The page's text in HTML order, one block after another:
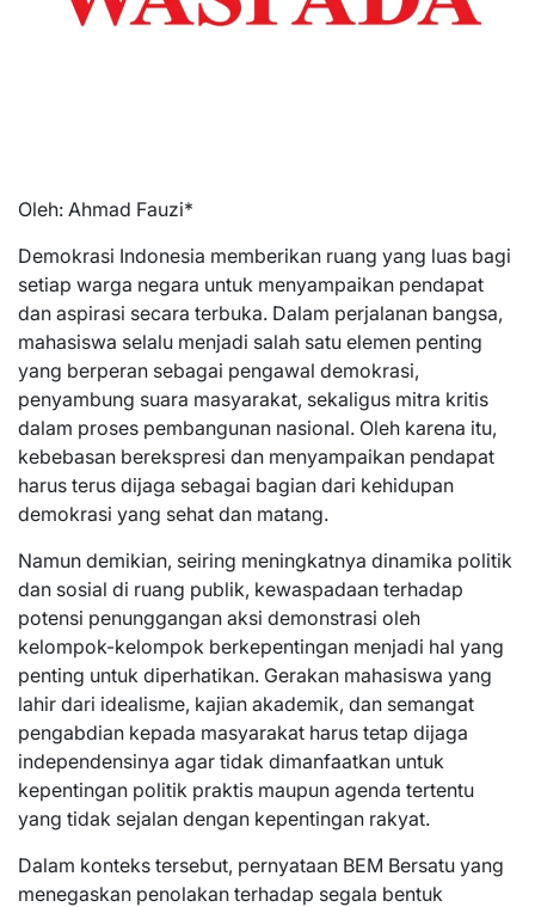
Oleh: Ahmad Fauzi*
Demokrasi Indonesia memberikan ruang yang luas bagi
setiap warga negara untuk menyampaikan pendapat
dan aspirasi secara terbuka. Dalam perjalanan bangsa,
mahasiswa selalu menjadi salah satu elemen penting
yang berperan sebagai pengawal demokrasi,
penyambung suara masyarakat, sekaligus mitra kritis
dalam proses pembangunan nasional. Oleh karena itu,
kebebasan berekspresi dan menyampaikan pendapat
harus terus dijaga sebagai bagian dari kehidupan
demokrasi yang sehat dan matang.
Namun demikian, seiring meningkatnya dinamika politik
dan sosial di ruang publik, kewaspadaan terhadap
potensi penunggangan aksi demonstrasi oleh
kelompok-kelompok berkepentingan menjadi hal yang
penting untuk diperhatikan. Gerakan mahasiswa yang
lahir dari idealisme, kajian akademik, dan semangat
pengabdian kepada masyarakat harus tetap dijaga
independensinya agar tidak dimanfaatkan untuk
kepentingan politik praktis maupun agenda tertentu
yang tidak sejalan dengan kepentingan rakyat.
Dalam konteks tersebut, pernyataan BEM Bersatu yang
menegaskan penolakan terhadap segala bentuk